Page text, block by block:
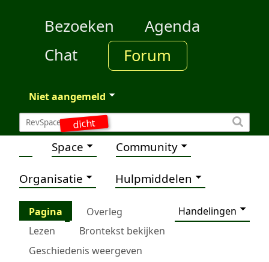
dicht
Bezoeken
Agenda
Chat
Forum
Niet aangemeld
Space Community
Organisatie Hulpmiddelen
Pagina Overleg
Handelingen
Lezen
Brontekst bekijken
Geschiedenis weergeven